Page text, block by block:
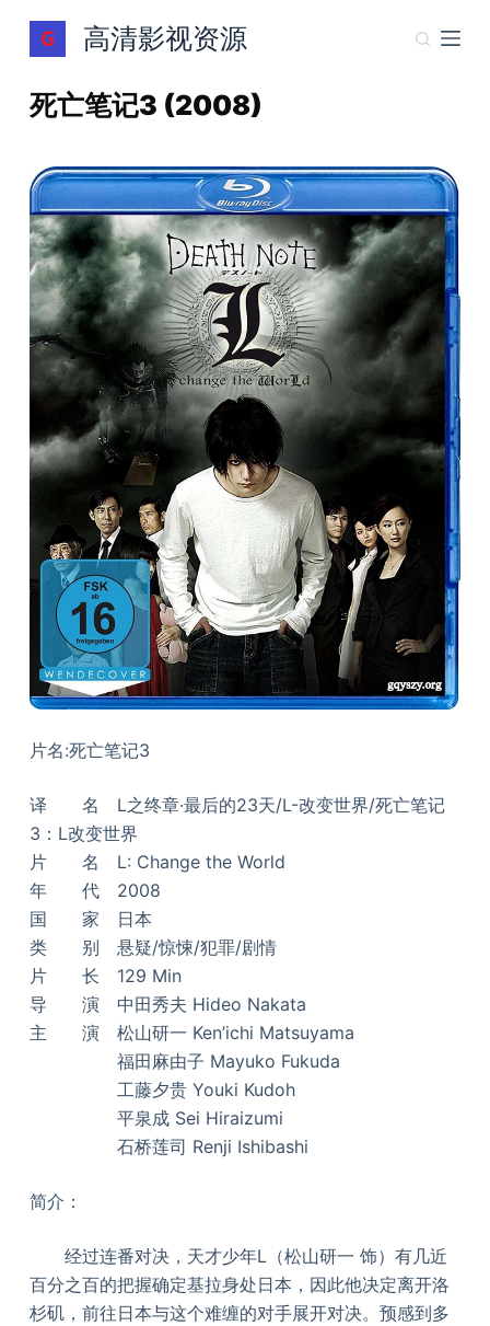
跳
过
容
高清影视资源
死亡笔记3 (2008)
片名:死亡笔记3
译 名 L之终章·最后的23天/L-改变世界/死亡笔记
3：L改变世界
片 名 L: Change the World
年 代 2008
国 家 日本
类 别 悬疑/惊悚/犯罪/剧情
片 长 129 Min
导 演 中田秀夫 Hideo Nakata
主 演 松山研一 Ken’ichi Matsuyama
福田麻由子 Mayuko Fukuda
工藤夕贵 Youki Kudoh
平泉成 Sei Hiraizumi
石桥莲司 Renji Ishibashi
简介：
经过连番对决，天才少年L（松山研一 饰）有几近
百分之百的把握确定基拉身处日本，因此他决定离开洛
杉矶，前往日本与这个难缠的对手展开对决。预感到多